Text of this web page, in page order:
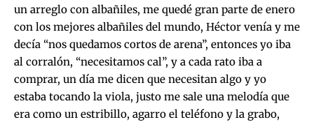
un arreglo con albañiles, me quedé gran parte de enero
con los mejores albañiles del mundo, Héctor venía y me
decía “nos quedamos cortos de arena”, entonces yo iba
al corralón, “necesitamos cal”, y a cada rato iba a
comprar, un día me dicen que necesitan algo y yo
estaba tocando la viola, justo me sale una melodía que
era como un estribillo, agarro el teléfono y la grabo,